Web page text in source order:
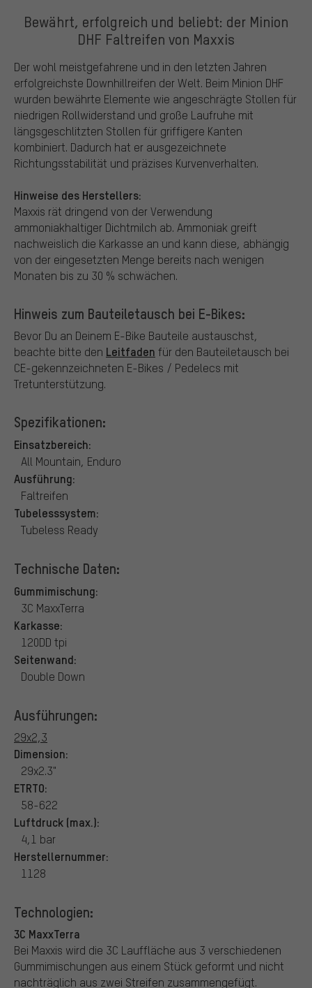
Bewährt, erfolgreich und beliebt: der Minion
DHF Faltreifen von Maxxis
Der wohl meistgefahrene und in den letzten Jahren
erfolgreichste Downhillreifen der Welt. Beim Minion DHF
wurden bewährte Elemente wie angeschrägte Stollen für
niedrigen Rollwiderstand und große Laufruhe mit
längsgeschlitzten Stollen für griffigere Kanten
kombiniert. Dadurch hat er ausgezeichnete
Richtungsstabilität und präzises Kurvenverhalten.
Hinweise des Herstellers:
Maxxis rät dringend von der Verwendung
ammoniakhaltiger Dichtmilch ab. Ammoniak greift
nachweislich die Karkasse an und kann diese, abhängig
von der eingesetzten Menge bereits nach wenigen
Monaten bis zu 30 % schwächen.
Hinweis zum Bauteiletausch bei E-Bikes:
Bevor Du an Deinem E-Bike Bauteile austauschst,
beachte bitte den Leitfaden für den Bauteiletausch bei
CE-gekennzeichneten E-Bikes / Pedelecs mit
Tretunterstützung.
Spezifikationen:
Einsatzbereich:
All Mountain, Enduro
Ausführung:
Faltreifen
Tubelesssystem:
Tubeless Ready
Technische Daten:
Gummimischung:
3C MaxxTerra
Karkasse:
120DD tpi
Seitenwand:
Double Down
Ausführungen:
29x2,3
Dimension:
29x2.3"
ETRTO:
58-622
Luftdruck (max.):
4,1 bar
Herstellernummer:
1128
Technologien:
3C MaxxTerra
Bei Maxxis wird die 3C Lauffläche aus 3 verschiedenen
Gummimischungen aus einem Stück geformt und nicht
nachträglich aus zwei Streifen zusammengefügt.